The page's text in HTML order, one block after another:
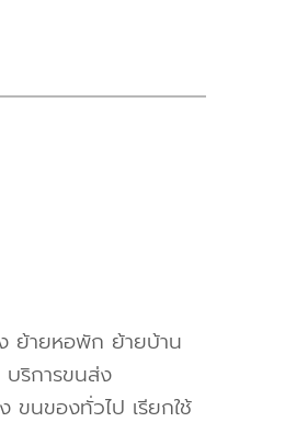
ย้ายหอพัก ย้ายบ้าน
ริการขนส่ง
ขนของทั่วไป เรียกใช้